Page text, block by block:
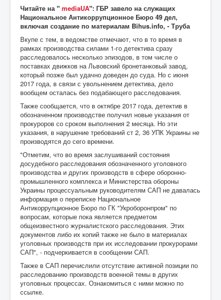
Читайте на " mediaUA": ГБР завело на служащих
Национальное Антикоррупционное Бюро 49 дел,
включая создание по материалам Bihus.info, - Труба
Вкупе с тем, в ведомстве отмечают, что в то время в
рамках производства силами 1-го детектива сразу
расследовалось несколько эпизодов, в том числе о
поставках движков на Львовский бронетанковый завод,
который позже был удачно доведен до суда. Но с июня
2017 года, в связи с увольнением детектива, дело
вообщем осталась без подабающего расследования.
Также сообщается, что в октябре 2017 года, детектив в
обозначенном производстве получил новые указания от
прокуроров со сроком выполнения 2 месяца. Но эти
указания, в нарушение требований ст 2, 36 УПК Украины не
производятся до сего времени.
"Отметим, что во время заслушиваний состояния
досудебного расследования обозначенного уголовного
производства и других производств в сфере оборонно-
промышленного комплекса и Министерства обороны
Украины процессуальным руководителям САП не давалась
информация о переписке Национальное
Антикоррупционное Бюро по ГК "Укроборонпром" по
вопросам, которые пока является предметом
общеизвестного журналистского расследования. Этих
документов либо их копий также не было в материалах
уголовных производств при их исследовании прокурорами
САП", - подчеркивается в сообщении САП.
Также в САП перечислили отсутствие активной позиции по
расследованию производств военной темы в других
уголовных процессах. Ознакомиться с ними можно по
ссылке.